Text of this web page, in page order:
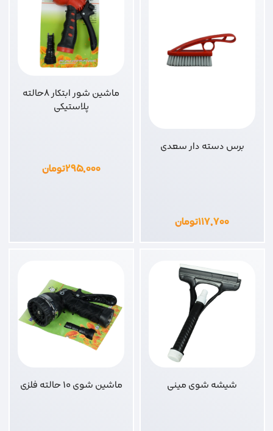
برس دسته دار سعدی
۱۱۷,۷۰۰تومان
ماشین شور ابتکار 8حالته
پلاستیکی
۲۹۵,۰۰۰تومان
شیشه شوی مینی ماشین شوی 10 حالته فلزی